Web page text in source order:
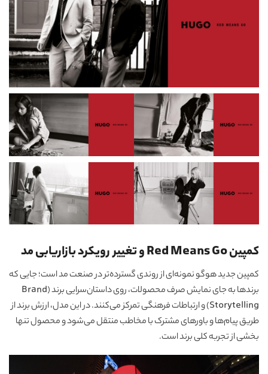
کمپین Red Means Go و تغییر رویکرد بازاریابی مد
کمپین جدید هوگو نمونه‌ای از روندی گسترده‌تر در صنعت مد است؛ جایی که
برندها به جای نمایش صرف محصولات، روی داستان‌سرایی برند (Brand
Storytelling) و ارتباطات فرهنگی تمرکز می‌کنند. در این مدل، ارزش برند از
طریق پیام‌ها و باورهای مشترک با مخاطب منتقل می‌شود و محصول تنها
بخشی از تجربه کلی برند است.